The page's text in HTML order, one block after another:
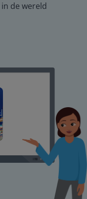
de wereld